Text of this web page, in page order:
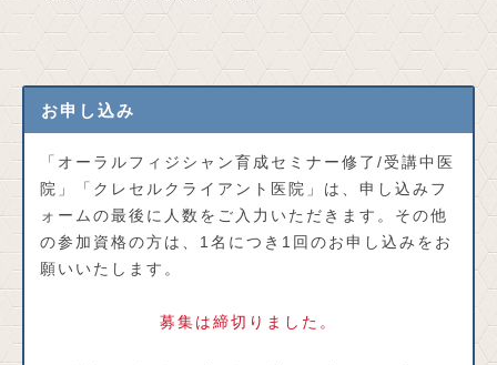
お申し込み
「オーラルフィジシャン育成セミナー修了/受講中医
院」「クレセルクライアント医院」は、申し込みフ
ォームの最後に人数をご入力いただきます。その他
の参加資格の方は、1名につき1回のお申し込みをお
願いいたします。
募集は締切りました。